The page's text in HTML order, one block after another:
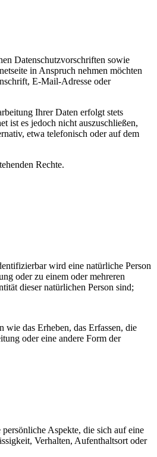
Datenschutzvorschriften sowie
in Anspruch nehmen möchten
E-Mail-Adresse oder
Ihrer Daten erfolgt stets
ist es jedoch nicht auszuschließen,
etwa telefonisch oder auf dem
Rechte.
wird eine natürliche Person
oder zu einem oder mehreren
dieser natürlichen Person sind;
wie das Erheben, das Erfassen, die
oder eine andere Form der
Aspekte, die sich auf eine
Verhalten, Aufenthaltsort oder